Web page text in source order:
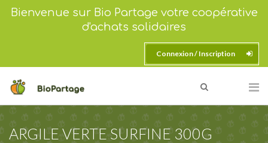
Bienvenue sur Bio Partage votre coopérative
d'achats solidaires
Connexion / Inscription
ARGILE VERTE SURFINE 300G